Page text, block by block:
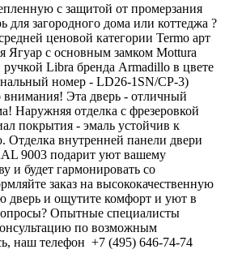
с защитой от промерзания
для загородного дома или коттеджа ?
ценовой категории Termo арт
Ягуар с основным замком Mottura
Libra бренда Armadillo в цвете
номер - LD26-1SN/CP-3)
внимания! Эта дверь - отличный
Наружняя отделка с фрезеровкой
покрытия - эмаль устойчив к
внутренней панели двери
9003 подарит уют вашему
и будет гармонировать со
заказ на высококачественную
дверь и ощутите комфорт и уют в
Опытные специалисты
по возможным
наш телефон +7 (495) 646-74-74